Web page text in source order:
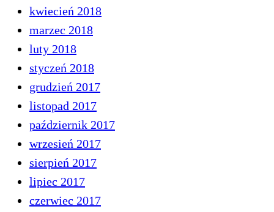
kwiecień 2018
marzec 2018
luty 2018
styczeń 2018
grudzień 2017
listopad 2017
październik 2017
wrzesień 2017
sierpień 2017
lipiec 2017
czerwiec 2017